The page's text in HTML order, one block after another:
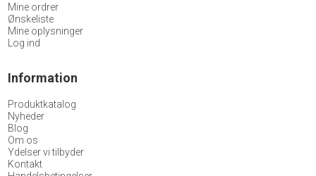
Mine ordrer
Ønskeliste
Mine oplysninger
Log ind
Information
Produktkatalog
Nyheder
Blog
Om os
Ydelser vi tilbyder
Kontakt